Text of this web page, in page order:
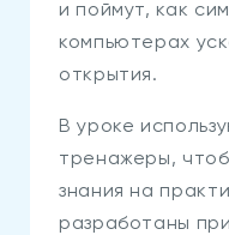
и поймут, как
компьютерах
открытия.
В уроке
тренажеры,
знания на
разработаны